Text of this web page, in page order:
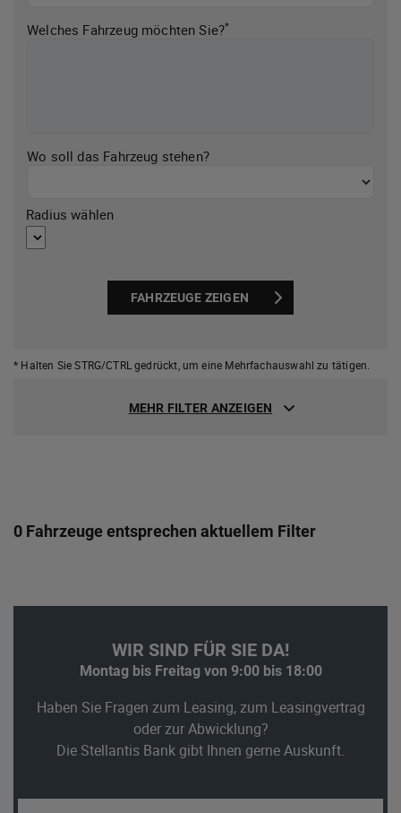
Welches Fahrzeug möchten Sie?*
Wo soll das Fahrzeug stehen?
Radius wählen
FAHRZEUGE ZEIGEN
* Halten Sie STRG/CTRL gedrückt, um eine Mehrfachauswahl zu tätigen.
MEHR FILTER ANZEIGEN
0 Fahrzeuge entsprechen aktuellem Filter
WIR SIND FÜR SIE DA!
Montag bis Freitag von 9:00 bis 18:00
Haben Sie Fragen zum Leasing, zum Leasingvertrag
oder zur Abwicklung?
Die Stellantis Bank gibt Ihnen gerne Auskunft.